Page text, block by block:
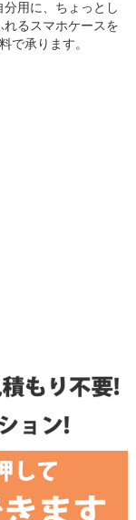
用に、ちょっとし
るスマホケースを
で承ります。